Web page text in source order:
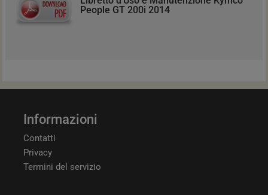
People GT 200i 2014
Informazioni
Contatti
Privacy
Termini del servizio